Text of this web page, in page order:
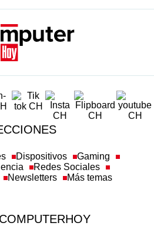
Dispositivos
Gaming
Redes Sociales
Newsletters Más temas